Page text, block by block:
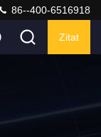
86--400-6516918
Zitat